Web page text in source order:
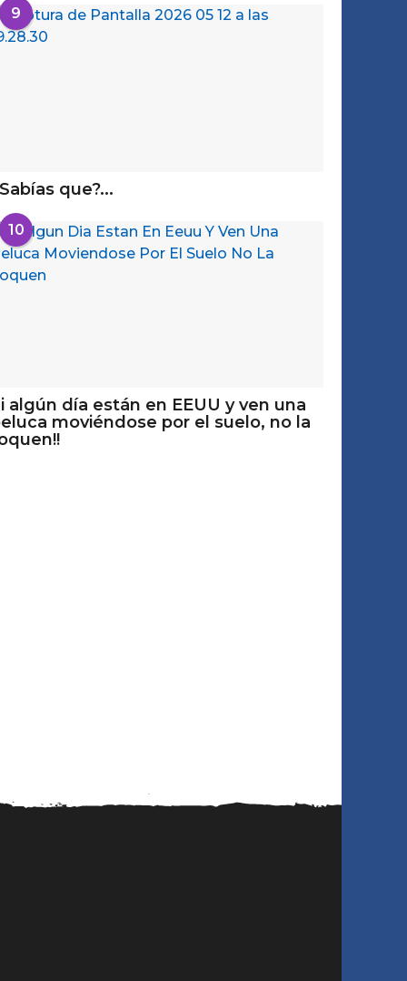
9
que?...
10
algún día están en EEUU y ven una
moviéndose por el suelo, no la